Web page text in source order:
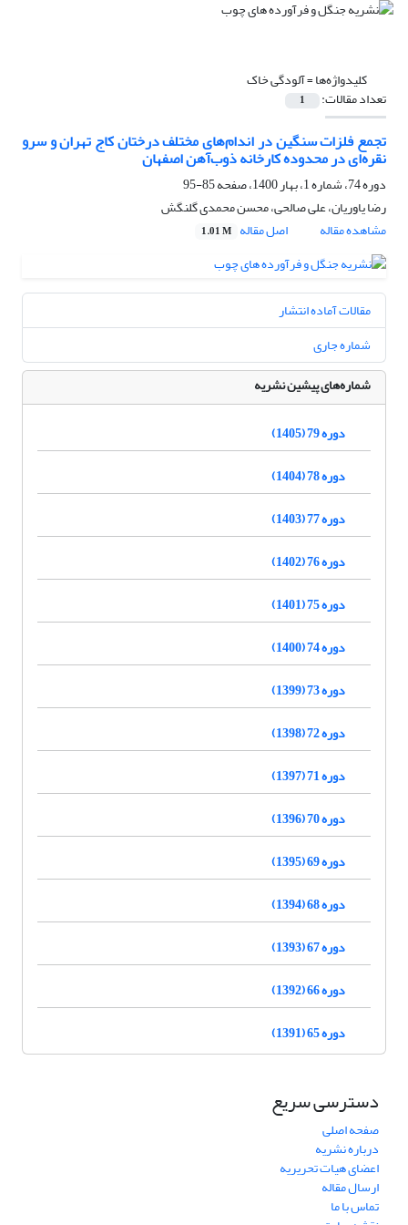
کلیدواژه‌ها =آلودگی خاک
تعداد مقالات: 1
تجمع فلزات سنگین در اندام‌های مختلف درختان کاج تهران و سرو
نقره‌ای در محدوده کارخانه ذوب‌آهن اصفهان
دوره 74، شماره 1، بهار 1400، صفحه
85-95
رضا یاوریان، علی صالحی، محسن محمدی گلنگش
مشاهده مقاله
اصل مقاله 1.01 M
مقالات آماده انتشار
شماره جاری
شماره‌های پیشین نشریه
دوره 79 (1405)
دوره 78 (1404)
دوره 77 (1403)
دوره 76 (1402)
دوره 75 (1401)
دوره 74 (1400)
دوره 73 (1399)
دوره 72 (1398)
دوره 71 (1397)
دوره 70 (1396)
دوره 69 (1395)
دوره 68 (1394)
دوره 67 (1393)
دوره 66 (1392)
دوره 65 (1391)
دسترسی سریع
صفحه اصلی
درباره نشریه
اعضای هیات تحریریه
ارسال مقاله
تماس با ما